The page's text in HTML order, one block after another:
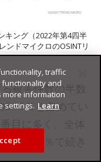
キング（2022年第4四半
ンドマイクロのOSINTリ
被害件数の半数
％を占めてい
目に多く、全体
は15.6％で続き
traffic
and
more information
settings. Learn